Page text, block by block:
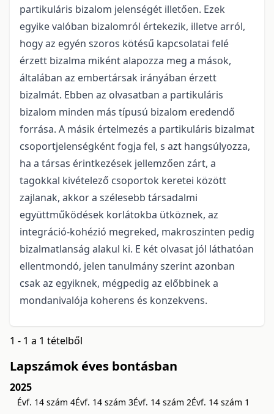
partikuláris bizalom jelenségét illetően. Ezek
egyike valóban bizalomról értekezik, illetve arról,
hogy az egyén szoros kötésű kapcsolatai felé
érzett bizalma miként alapozza meg a mások,
általában az embertársak irányában érzett
bizalmát. Ebben az olvasatban a partikuláris
bizalom minden más típusú bizalom eredendő
forrása. A másik értelmezés a partikuláris bizalmat
csoportjelenségként fogja fel, s azt hangsúlyozza,
ha a társas érintkezések jellemzően zárt, a
tagokkal kivételező csoportok keretei között
zajlanak, akkor a szélesebb társadalmi
együttműködések korlátokba ütköznek, az
integráció-kohézió megreked, makroszinten pedig
bizalmatlanság alakul ki. E két olvasat jól láthatóan
ellentmondó, jelen tanulmány szerint azonban
csak az egyiknek, mégpedig az előbbinek a
mondanivalója koherens és konzekvens.
1 - 1 a 1 tételből
Lapszámok éves bontásban
2025
Évf. 14 szám 4Évf. 14 szám 3Évf. 14 szám 2Évf. 14 szám 1